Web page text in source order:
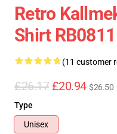
Retro
Shirt RB0811
(11 customer
£26.17 £20.94 $26.50
Type
Unisex